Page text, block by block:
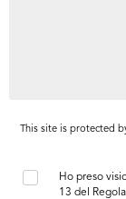
This site is protected
Ho preso
13 del